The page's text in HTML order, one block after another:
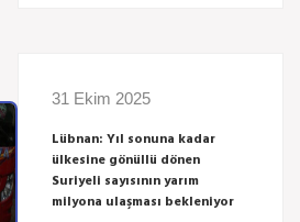
31 Ekim 2025
Lübnan: Yıl sonuna kadar
ülkesine gönüllü dönen
Suriyeli sayısının yarım
milyona ulaşması bekleniyor